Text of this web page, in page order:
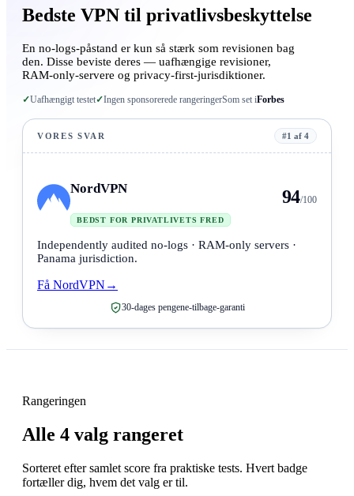
Bedste VPN til privatlivsbeskyttelse
En no-logs-påstand er kun så stærk som revisionen bag
den. Disse beviste deres — uafhængige revisioner,
RAM-only-servere og privacy-first-jurisdiktioner.
✓Uafhængigt testet✓Ingen sponsorerede rangeringerSom set iForbes
VORES SVAR #1 af 4
NordVPN
BEDST FOR PRIVATLIVETS FRED
94/100
Independently audited no-logs · RAM-only servers ·
Panama jurisdiction.
Få NordVPN →
30-dages pengene-tilbage-garanti
Rangeringen
Alle 4 valg rangeret
Sorteret efter samlet score fra praktiske tests. Hvert badge
fortæller dig, hvem det valg er til.